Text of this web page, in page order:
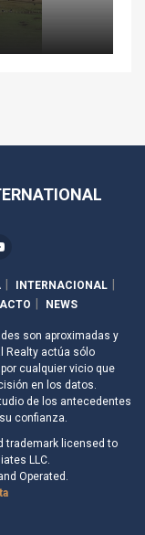
INTERNACIONAL
NEWS
son aproximadas y
Realty actúa sólo
cualquier vicio que
en los datos.
de los antecedentes
confianza.
trademark licensed to
LLC.
Operated.